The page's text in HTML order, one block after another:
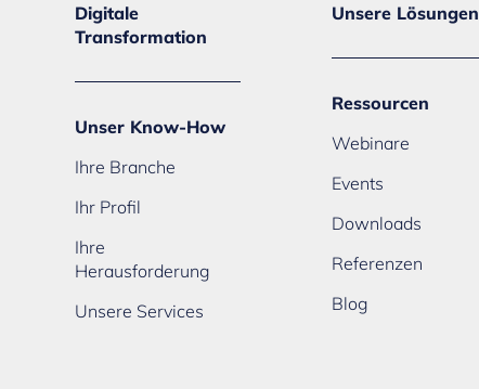
Digitale
Transformation
Unser Know-How
Ihre Branche
Ihr Profil
Ihre
Herausforderung
Unsere Services
Unsere Lösungen
Ressourcen
Webinare
Events
Downloads
Referenzen
Blog